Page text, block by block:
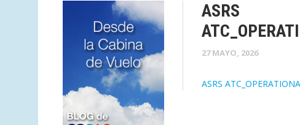
ASRS
27 MAYO, 2026
ASRS